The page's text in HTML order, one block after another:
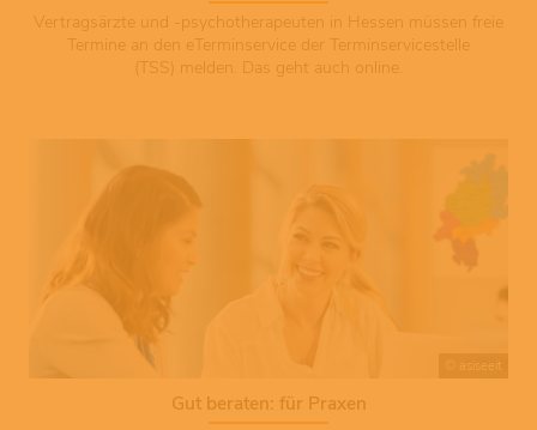
Vertragsärzte und -psychotherapeuten in Hessen müssen freie
Termine an den eTerminservice der Terminservicestelle
(TSS) melden. Das geht auch online.
© asiseeit
Gut beraten: für Praxen